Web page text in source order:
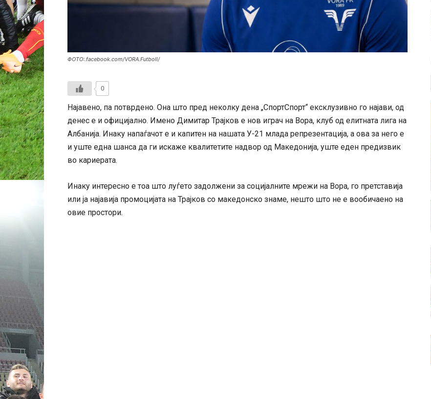
ФОТО:.facebook.com/VORA.Futboll/
0
Најавено, па потврдено. Она што пред неколку дена „СпортСпорт“ ексклузивно го најави, од
денес е и официјално. Имено Димитар Трајков е нов играч на Вора, клуб од елитната лига на
Албанија. Инаку напаѓачот е и капитен на нашата У-21 млада репрезентација, а ова за него е
и уште една шанса да ги искаже квалитетите надвор од Македонија, уште еден предизвик
во кариерата.
Инаку интересно е тоа што луѓето задолжени за социјалните мрежи на Вора, го претставија
или ја најавија промоцијата на Трајков со македонско знаме, нешто што не е вообичаено на
овие простори.